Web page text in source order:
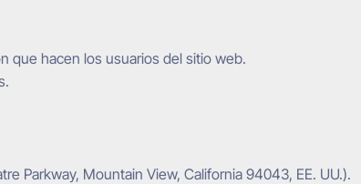
que hacen los usuarios del sitio web.
Parkway, Mountain View, California 94043, EE. UU.).